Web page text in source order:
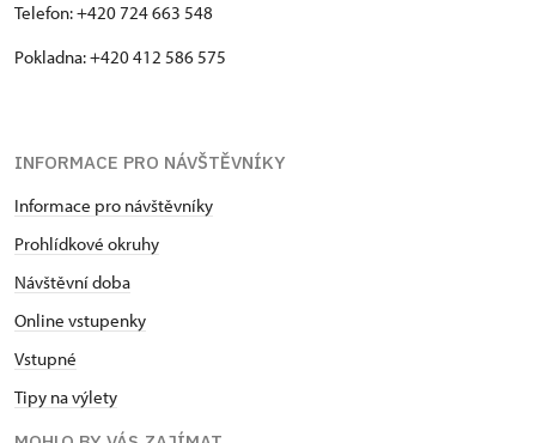
Telefon: +420 724 663 548
Pokladna: +420 412 586 575
INFORMACE PRO NÁVŠTĚVNÍKY
Informace pro návštěvníky
Prohlídkové okruhy
Návštěvní doba
Online vstupenky
Vstupné
Tipy na výlety